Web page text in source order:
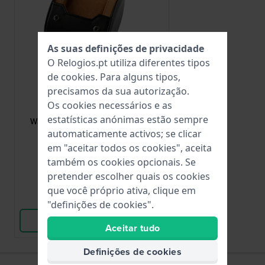
HWG
WATCHROLL-ONE
Watchroll One Rolo de relógio de
viagem para um relógio
19,95 €
● Em stock
Comparar
As suas definições de privacidade
O Relogios.pt utiliza diferentes tipos
de cookies. Para alguns tipos,
precisamos da sua autorização.
Os cookies necessários e as
estatísticas anónimas estão sempre
automaticamente activos; se clicar
em "aceitar todos os cookies", aceita
também os cookies opcionais. Se
pretender escolher quais os cookies
que você próprio ativa, clique em
"definições de cookies".
Aceitar tudo
Definições de cookies